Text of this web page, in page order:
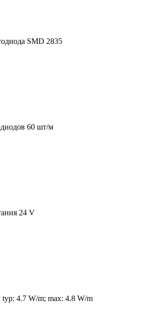
SMD 2835
60 шт/м
24 V
typ: 4.7 W/m; max: 4.8 W/m